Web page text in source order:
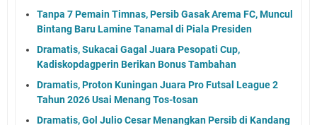
Tanpa 7 Pemain Timnas, Persib Gasak Arema FC, Muncul
Bintang Baru Lamine Tanamal di Piala Presiden
Dramatis, Sukacai Gagal Juara Pesopati Cup,
Kadiskopdagperin Berikan Bonus Tambahan
Dramatis, Proton Kuningan Juara Pro Futsal League 2
Tahun 2026 Usai Menang Tos-tosan
Dramatis, Gol Julio Cesar Menangkan Persib di Kandang